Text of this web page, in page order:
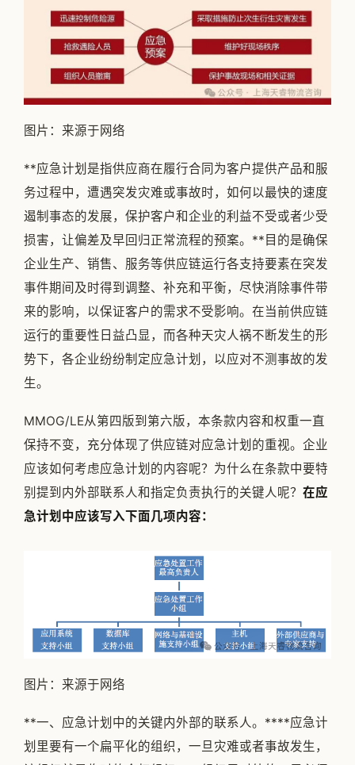
图片：来源于网络
**应急计划是指供应商在履行合同为客户提供产品和服
务过程中，遭遇突发灾难或事故时，如何以最快的速度
遏制事态的发展，保护客户和企业的利益不受或者少受
损害，让偏差及早回归正常流程的预案。**目的是确保
企业生产、销售、服务等供应链运行各支持要素在突发
事件期间及时得到调整、补充和平衡，尽快消除事件带
来的影响，以保证客户的需求不受影响。在当前供应链
运行的重要性日益凸显，而各种天灾人祸不断发生的形
势下，各企业纷纷制定应急计划，以应对不测事故的发
生。
MMOG/LE从第四版到第六版，本条款内容和权重一直
保持不变，充分体现了供应链对应急计划的重视。企业
应该如何考虑应急计划的内容呢？为什么在条款中要特
别提到内外部联系人和指定负责执行的关键人呢？ 在应
急计划中应该写入下面几项内容：
图片：来源于网络
**一、应急计划中的关键内外部的联系人。****应急计
划里要有一个扁平化的组织，一旦灾难或者事故发生，